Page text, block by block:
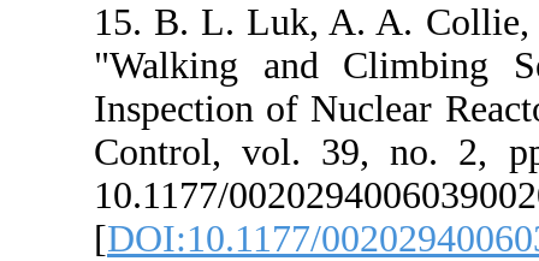
15. B. L. Luk,
"Walking and
Inspection of
Control, vol.
10.1177/
[DOI:10.1177/